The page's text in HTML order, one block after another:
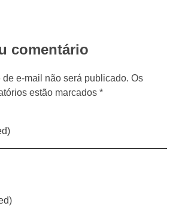
comentário
de e-mail não será publicado. Os
estão marcados *